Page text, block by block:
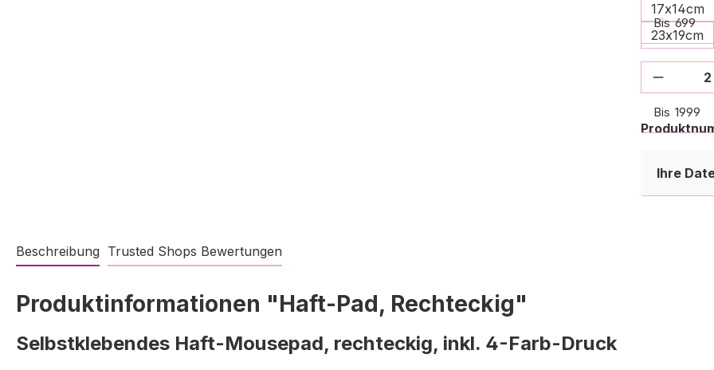
Bis 699
Bis 999
Bis 1999
17x14cm
23x19cm
Ihre
Beschreibung Trusted Shops Bewertungen
Produktinformationen "Haft-Pad, Rechteckig"
Selbstklebendes Haft-Mousepad, rechteckig, inkl. 4-Farb-Druck